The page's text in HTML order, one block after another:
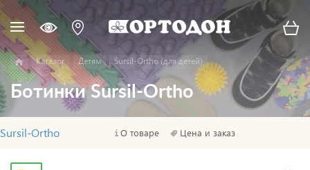
Каталог Детям Sursil-Ortho (для детей)
Ботинки Sursil-Ortho
Sursil-Ortho О товаре Цена и заказ